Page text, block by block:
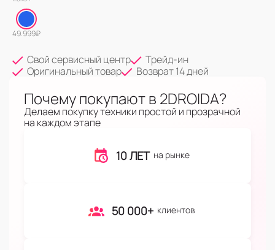
49.999₽
Свой сервисный центр
Трейд-ин
Оригинальный товар
Возврат 14 дней
Почему покупают в 2DROIDA?
Делаем покупку техники простой и прозрачной
на каждом этапе
10 ЛЕТ на рынке
50 000+ клиентов